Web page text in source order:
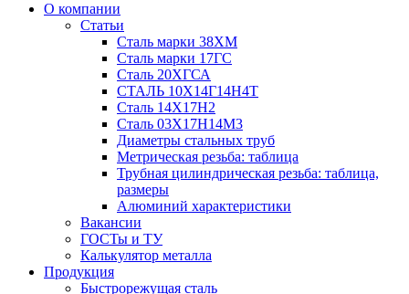
О компании
Статьи
Сталь марки 38ХМ
Сталь марки 17ГС
Сталь 20ХГСА
СТАЛЬ 10Х14Г14Н4Т
Сталь 14Х17Н2
Сталь 03Х17Н14М3
Диаметры стальных труб
Метрическая резьба: таблица
Трубная цилиндрическая резьба: таблица,
размеры
Алюминий характеристики
Вакансии
ГОСТы и ТУ
Калькулятор металла
Продукция
Быстрорежущая сталь